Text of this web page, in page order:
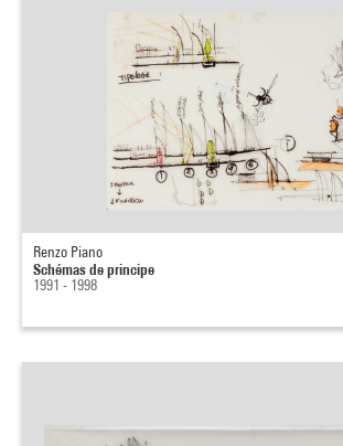
Renzo Piano
Schémas de principe
1991 - 1998